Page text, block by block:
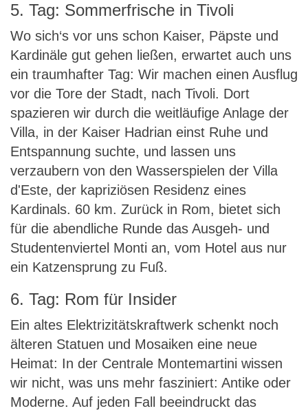
5. Tag: Sommerfrische in Tivoli
Wo sich‘s vor uns schon Kaiser, Päpste und
Kardinäle gut gehen ließen, erwartet auch uns
ein traumhafter Tag: Wir machen einen Ausflug
vor die Tore der Stadt, nach Tivoli. Dort
spazieren wir durch die weitläufige Anlage der
Villa, in der Kaiser Hadrian einst Ruhe und
Entspannung suchte, und lassen uns
verzaubern von den Wasserspielen der Villa
d'Este, der kapriziösen Residenz eines
Kardinals. 60 km. Zurück in Rom, bietet sich
für die abendliche Runde das Ausgeh- und
Studentenviertel Monti an, vom Hotel aus nur
ein Katzensprung zu Fuß.
6. Tag: Rom für Insider
Ein altes Elektrizitätskraftwerk schenkt noch
älteren Statuen und Mosaiken eine neue
Heimat: In der Centrale Montemartini wissen
wir nicht, was uns mehr fasziniert: Antike oder
Moderne. Auf jeden Fall beeindruckt das